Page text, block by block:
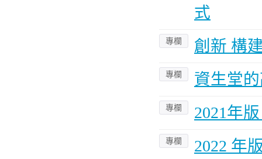
式
專欄 創新 構
專欄 資生堂
專欄 2021年
專欄 2022 年